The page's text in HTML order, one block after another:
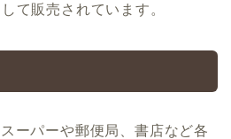
て販売されています。
ーパーや郵便局、書店など各